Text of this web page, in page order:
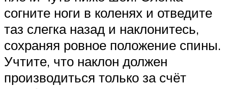
согните ноги в коленях и отведите
таз слегка назад и наклонитесь,
сохраняя ровное положение спины.
Учтите, что наклон должен
производиться только за счёт